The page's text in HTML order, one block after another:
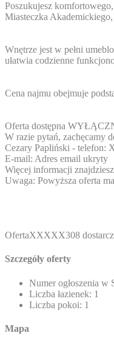
Poszukujesz
Miasteczka
Wnętrze jest w pełni
ułatwia codzienne
Cena najmu obejmuje
Oferta dostępna
W razie pytań, zachęcamy
Cezary Papliński - telefon:
E-mail: Adres email ukryty
Więcej informacji
Uwaga: Powyższa oferta
OfertaXXXXX308
Szczegóły oferty
Numer ogłoszenia w
Liczba łazienek: 1
Liczba pokoi: 1
Mapa